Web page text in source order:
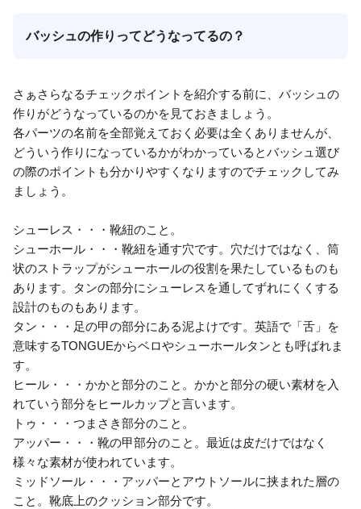
バッシュの作りってどうなってるの？
さぁさらなるチェックポイントを紹介する前に、バッシュの
作りがどうなっているのかを見ておきましょう。
各パーツの名前を全部覚えておく必要は全くありませんが、
どういう作りになっているかがわかっているとバッシュ選び
の際のポイントも分かりやすくなりますのでチェックしてみ
ましょう。
シューレス・・・靴紐のこと。
シューホール・・・靴紐を通す穴です。穴だけではなく、筒
状のストラップがシューホールの役割を果たしているものも
あります。タンの部分にシューレスを通してずれにくくする
設計のものもあります。
タン・・・足の甲の部分にある泥よけです。英語で「舌」を
意味するTONGUEからベロやシューホールタンとも呼ばれま
す。
ヒール・・・かかと部分のこと。かかと部分の硬い素材を入
れていう部分をヒールカップと言います。
トゥ・・・つまさき部分のこと。
アッパー・・・靴の甲部分のこと。最近は皮だけではなく
様々な素材が使われています。
ミッドソール・・・アッパーとアウトソールに挟まれた層の
こと。靴底上のクッション部分です。